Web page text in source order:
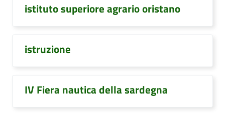
istituto superiore agrario oristano
istruzione
IV Fiera nautica della sardegna